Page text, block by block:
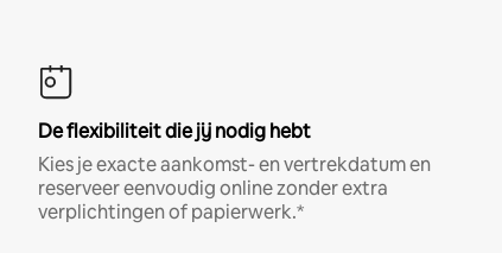
De flexibiliteit die jij nodig hebt
Kies je exacte aankomst- en vertrekdatum en
reserveer eenvoudig online zonder extra
verplichtingen of papierwerk.*